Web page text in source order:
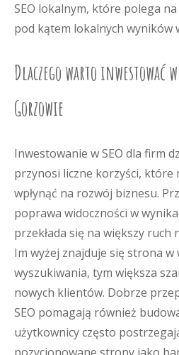
SEO lokalnym, które polega
pod kątem lokalnych wyników
Dlaczego warto inwestować
Gorzowie
Inwestowanie w SEO dla firm
przynosi liczne korzyści, które
wpłynąć na rozwój biznesu.
poprawa widoczności w
przekłada się na większy
Im wyżej znajduje się strona w
wyszukiwania, tym większa
nowych klientów. Dobrze
SEO pomagają również
użytkownicy często